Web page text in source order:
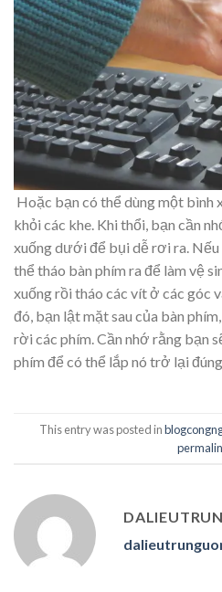
Hoặc bạn có thể dùng một bình
khỏi các khe. Khi thổi, bạn cần
xuống dưới để bụi dễ rơi ra.
thể tháo bàn phím ra để làm vệ
xuống rồi tháo các vít ở các góc
đó, bạn lật mặt sau của bàn
rời các phím. Cần nhớ rằng bạn
phím để có thể lắp nó trở lại
This entry was posted in